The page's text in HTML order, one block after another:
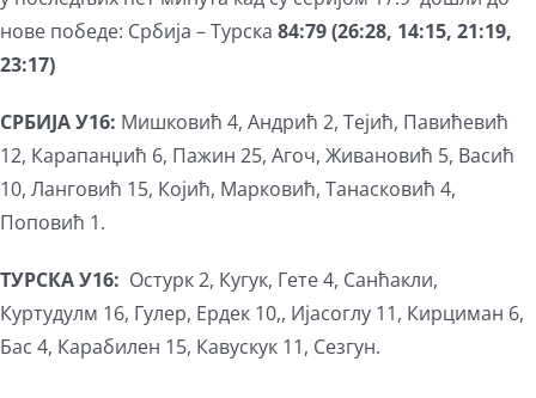
нове победе: Србија – Турска 84:79 (26:28, 14:15, 21:19,
23:17)
СРБИЈА У16: Мишковић 4, Андрић 2, Тејић, Павићевић
12, Карапанџић 6, Пажин 25, Агоч, Живановић 5, Васић
10, Ланговић 15, Којић, Марковић, Танасковић 4,
Поповић 1.
ТУРСКА У16: Остурк 2, Кугук, Гете 4, Санћакли,
Куртудулм 16, Гулер, Ердек 10,, Ијасоглу 11, Кирциман 6,
Бас 4, Карабилен 15, Кавускук 11, Сезгун.